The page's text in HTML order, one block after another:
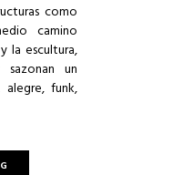
como
camino
la escultura,
un
alegre, funk,